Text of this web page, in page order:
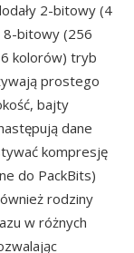
2-bitowy (4
8-bitowy (256
kolorów) tryb
prostego
bajty
dane
kompresję
do PackBits)
rodziny
w różnych